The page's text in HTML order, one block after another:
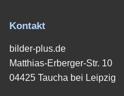
Kontakt
bilder-plus.de
Matthias-Erberger-Str. 10
04425 Taucha bei Leipzig